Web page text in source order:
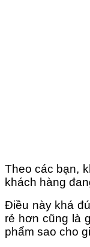
Theo các bạn,
khách hàng
Điều này khá
rẻ hơn cũng là
phẩm sao cho